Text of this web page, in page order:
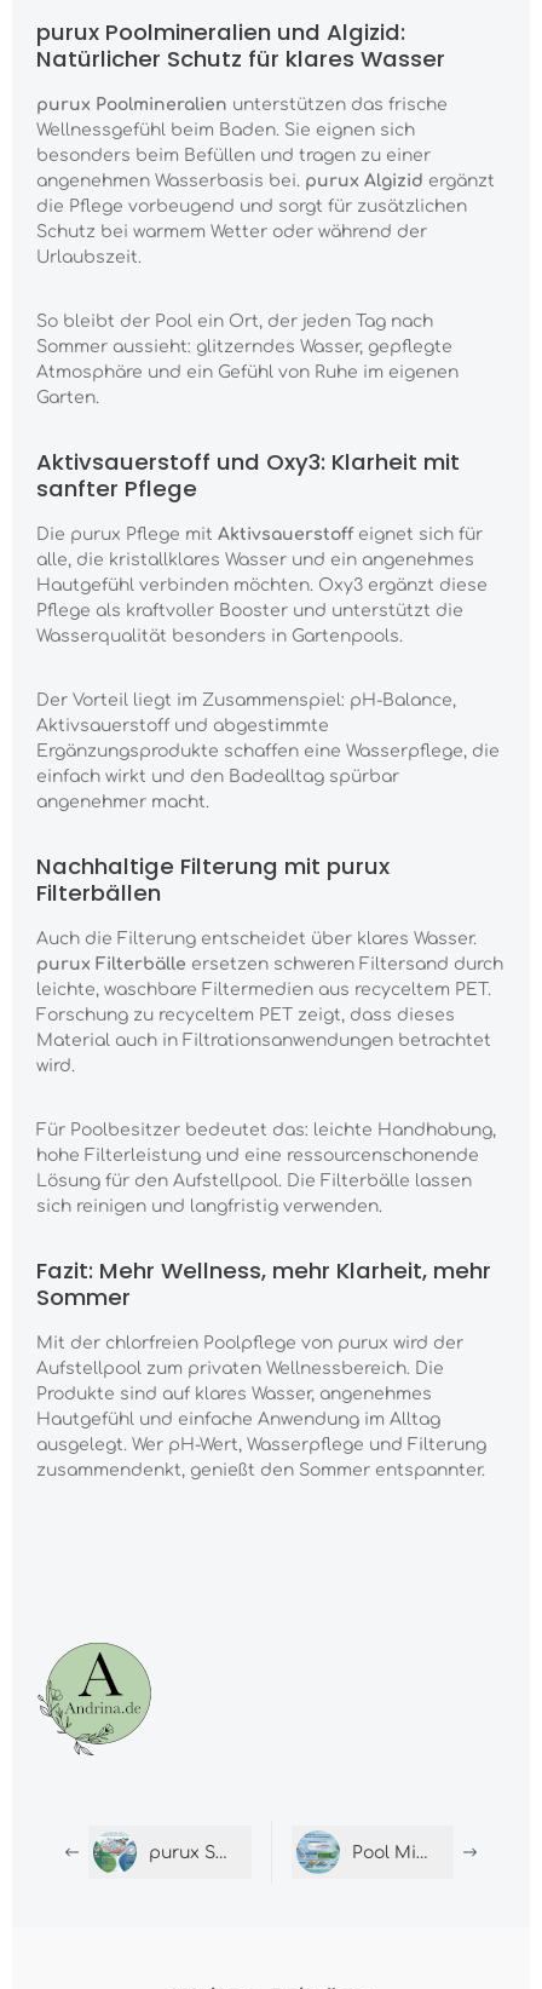
purux Poolmineralien und Algizid:
Natürlicher Schutz für klares Wasser
purux Poolmineralien unterstützen das frische
Wellnessgefühl beim Baden. Sie eignen sich
besonders beim Befüllen und tragen zu einer
angenehmen Wasserbasis bei. purux Algizid ergänzt
die Pflege vorbeugend und sorgt für zusätzlichen
Schutz bei warmem Wetter oder während der
Urlaubszeit.
So bleibt der Pool ein Ort, der jeden Tag nach
Sommer aussieht: glitzerndes Wasser, gepflegte
Atmosphäre und ein Gefühl von Ruhe im eigenen
Garten.
Aktivsauerstoff und Oxy3: Klarheit mit
sanfter Pflege
Die purux Pflege mit Aktivsauerstoff eignet sich für
alle, die kristallklares Wasser und ein angenehmes
Hautgefühl verbinden möchten. Oxy3 ergänzt diese
Pflege als kraftvoller Booster und unterstützt die
Wasserqualität besonders in Gartenpools.
Der Vorteil liegt im Zusammenspiel: pH-Balance,
Aktivsauerstoff und abgestimmte
Ergänzungsprodukte schaffen eine Wasserpflege, die
einfach wirkt und den Badealltag spürbar
angenehmer macht.
Nachhaltige Filterung mit purux
Filterbällen
Auch die Filterung entscheidet über klares Wasser.
purux Filterbälle ersetzen schweren Filtersand durch
leichte, waschbare Filtermedien aus recyceltem PET.
Forschung zu recyceltem PET zeigt, dass dieses
Material auch in Filtrationsanwendungen betrachtet
wird.
Für Poolbesitzer bedeutet das: leichte Handhabung,
hohe Filterleistung und eine ressourcenschonende
Lösung für den Aufstellpool. Die Filterbälle lassen
sich reinigen und langfristig verwenden.
Fazit: Mehr Wellness, mehr Klarheit, mehr
Sommer
Mit der chlorfreien Poolpflege von purux wird der
Aufstellpool zum privaten Wellnessbereich. Die
Produkte sind auf klares Wasser, angenehmes
Hautgefühl und einfache Anwendung im Alltag
ausgelegt. Wer pH-Wert, Wasserpflege und Filterung
zusammendenkt, genießt den Sommer entspannter.
purux Swiss Turbo: Starke Kalkpflege für Kaffeemaschine, Küche und Bad Pool Mineralien: Sanfte Pflege für klares Wasser